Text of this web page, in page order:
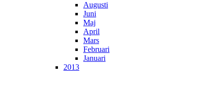
Augusti
Juni
Maj
April
Mars
Februari
Januari
2013